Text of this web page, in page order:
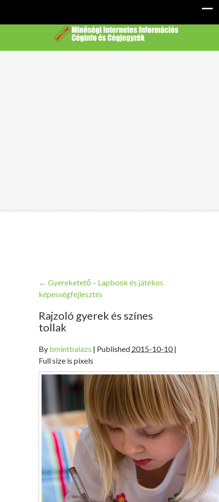
← Gyereketető – Lapbook és játékos
képességfejlesztés
Rajzoló gyerek és színes
tollak
By bmintbalazs | Published 2015-10-10|
Full size is pixels